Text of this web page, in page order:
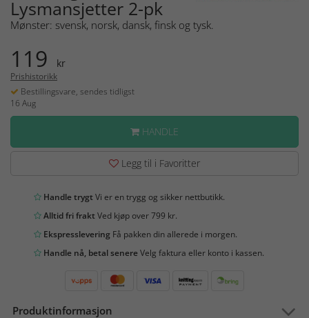
Lysmansjetter 2-pk
Mønster: svensk, norsk, dansk, finsk og tysk.
119 kr
Prishistorikk
Bestillingsvare, sendes tidligst
16 Aug
HANDLE
Legg til i Favoritter
Handle trygtVi er en trygg og sikker nettbutikk.
Alltid fri fraktVed kjøp over 799 kr.
Ekspresslevering Få pakken din allerede i morgen.
Handle nå, betal senereVelg faktura eller konto i kassen.
Produktinformasjon